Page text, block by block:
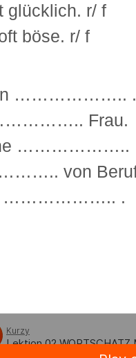
glücklich. r/ f
böse. r/ f
……………….. .
Frau.
………………..
von
……………….. .